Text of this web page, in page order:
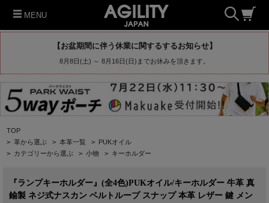
MENU
【お盆期間に伴う休業に関するするお知らせ】
8月8日(土) ～ 8月16日(日)までお休みを頂きます。
TOP
> 革から選ぶ > 本革一覧 > PUKオイル
> カテゴリーから選ぶ > 小物 > キーホルダー
『ランプキーホルダー』(全4色)PUKオイル/キーホルダー 牛革 真
鍮製 ネジ式ナスカン ベルトループ スナップ 本革 レザー 鍵 メン